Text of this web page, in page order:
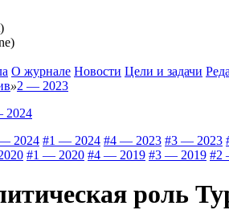
О журнале Новости Цели и задачи
»2 — 2023
2024
2024 #1 — 2024 #4 — 2023 #3 — 2023
#1 — 2020 #4 — 2019 #3 — 2019 #2
роль